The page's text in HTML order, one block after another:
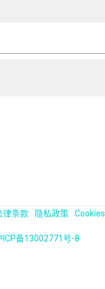
律条款 隐私政策 Cookies
ICP备13002771号-8